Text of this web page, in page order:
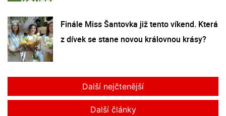
Finále Miss Šantovka již tento víkend. Která
z dívek se stane novou královnou krásy?
Další nejčtenější
Další články